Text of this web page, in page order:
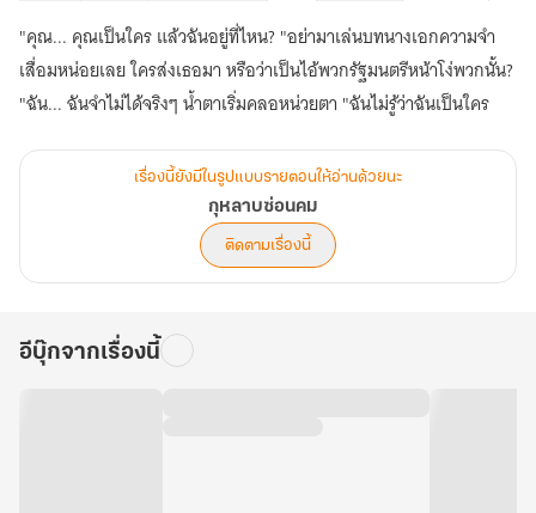
"คุณ... คุณเป็นใคร แล้วฉันอยู่ที่ไหน? "อย่ามาเล่นบทนางเอกความจำ
เสื่อมหน่อยเลย ใครส่งเธอมา หรือว่าเป็นไอ้พวกรัฐมนตรีหน้าโง่พวกนั้น?
"ฉัน... ฉันจำไม่ได้จริงๆ น้ำตาเริ่มคลอหน่วยตา "ฉันไม่รู้ว่าฉันเป็นใคร
เรื่องนี้ยังมีในรูปแบบรายตอนให้อ่านด้วยนะ
กุหลาบซ่อนคม
ติดตามเรื่องนี้
อีบุ๊กจากเรื่องนี้